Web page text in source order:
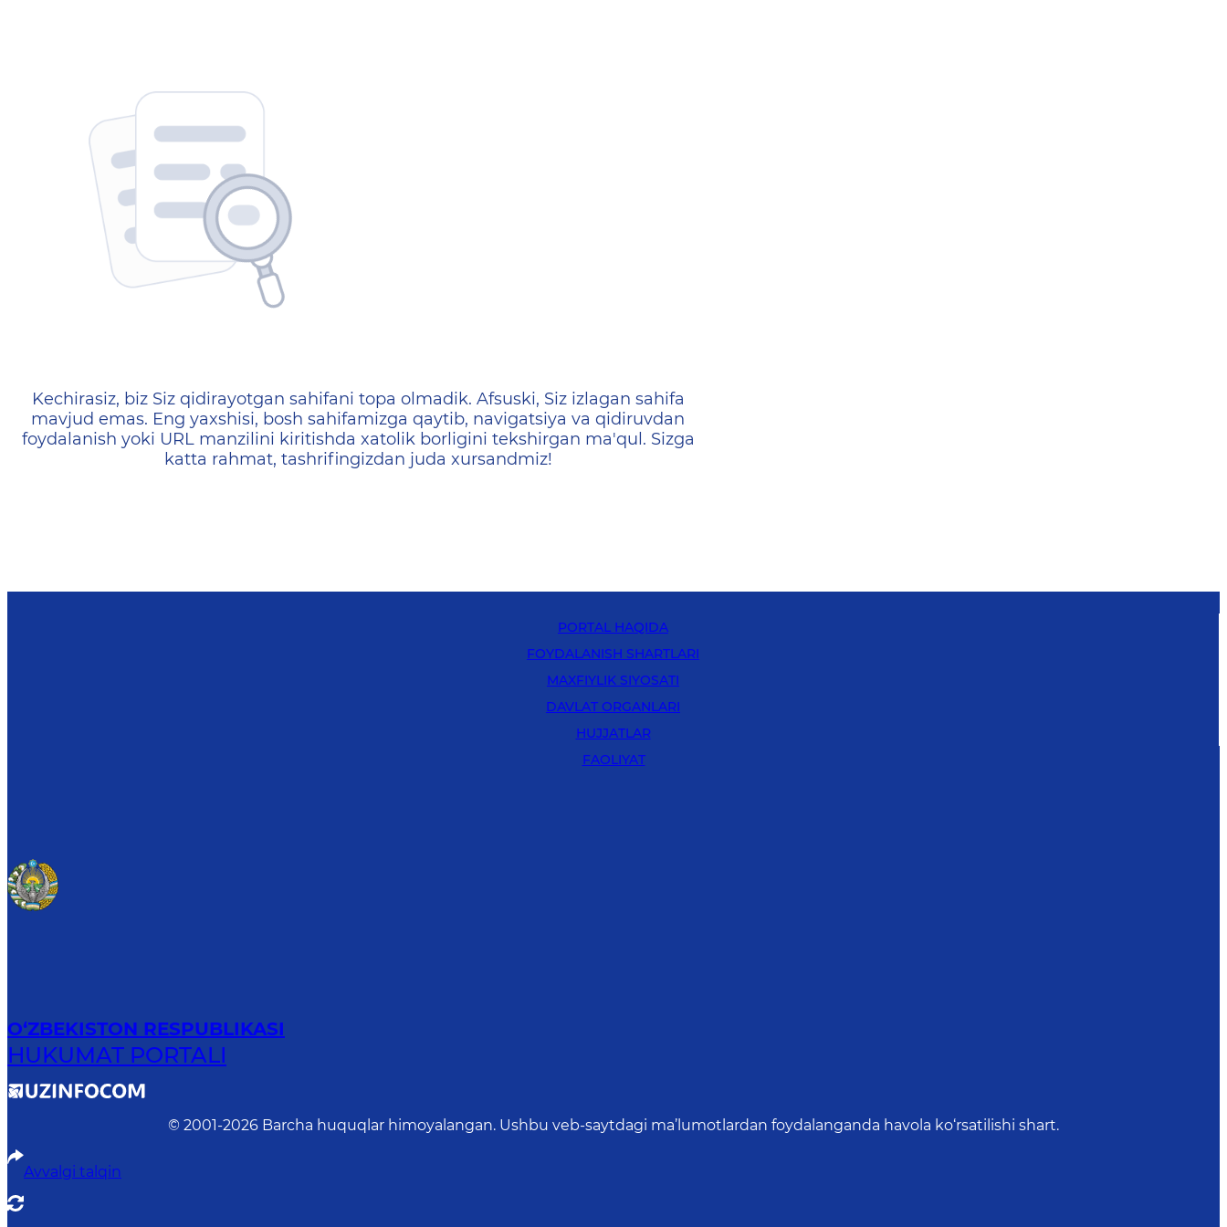
404 — Страница не найдена
Kechirasiz, biz Siz qidirayotgan sahifani topa olmadik. Afsuski, Siz izlagan sahifa
mavjud emas. Eng yaxshisi, bosh sahifamizga qaytib, navigatsiya va qidiruvdan
foydalanish yoki URL manzilini kiritishda xatolik borligini tekshirgan ma'qul. Sizga
katta rahmat, tashrifingizdan juda xursandmiz!
PORTAL HAQIDA
FOYDALANISH SHARTLARI
MAXFIYLIK SIYOSATI
DAVLAT ORGANLARI
HUJJATLAR
FAOLIYAT
O‘ZBEKISTON RESPUBLIKASI
HUKUMAT PORTALI
© 2001-2026 Barcha huquqlar himoyalangan. Ushbu veb-saytdagi ma’lumotlardan foydalanganda havola ko‘rsatilishi shart.
Avvalgi talqin